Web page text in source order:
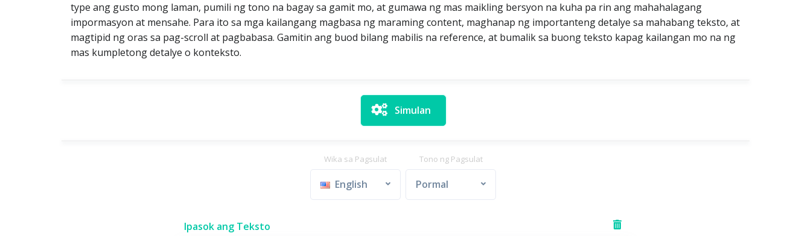
type ang gusto mong laman, pumili ng tono na bagay sa gamit mo, at gumawa ng mas maikling bersyon na kuha pa rin ang mahahalagang
impormasyon at mensahe. Para ito sa mga kailangang magbasa ng maraming content, maghanap ng importanteng detalye sa mahabang teksto, at
magtipid ng oras sa pag-scroll at pagbabasa. Gamitin ang buod bilang mabilis na reference, at bumalik sa buong teksto kapag kailangan mo na ng
mas kumpletong detalye o konteksto.
Simulan
Wika sa Pagsulat
English
Tono ng Pagsulat
Pormal
Ipasok ang Teksto